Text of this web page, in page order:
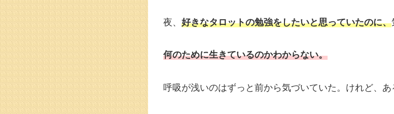
夜、 好きなタロットの勉強をしたいと思っていたのに、
何のために生きているのかわからない。
呼吸が浅いのはずっと前から気づいていた。けれど、あ